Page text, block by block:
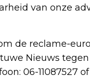
van onze
de reclame-
Nieuws
06-11087527